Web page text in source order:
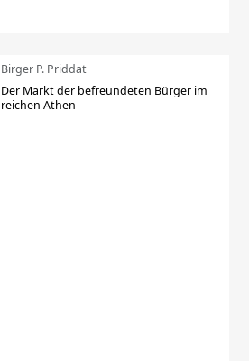
Birger P. Priddat
Der Markt der befreundeten Bürger im
reichen Athen